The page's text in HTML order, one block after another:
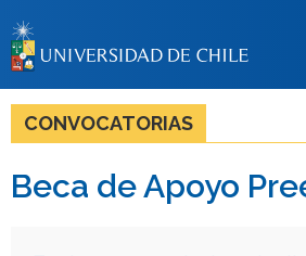
BIBLIOTECAS
LA UNIVERSIDAD
Estudiantes
CONVOCATORIAS
Beca de Apoyo